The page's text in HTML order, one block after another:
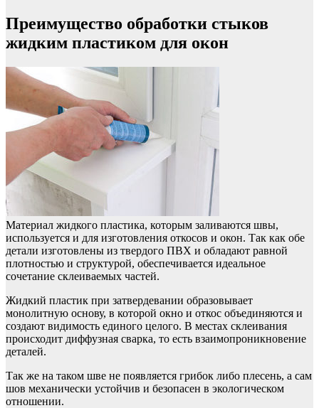
Преимущество обработки стыков
жидким пластиком для окон
Материал жидкого пластика, которым заливаются швы,
используется и для изготовления откосов и окон. Так как обе
детали изготовлены из твердого ПВХ и обладают равной
плотностью и структурой, обеспечивается идеальное
сочетание склеиваемых частей.
Жидкий пластик при затвердевании образовывает
монолитную основу, в которой окно и откос объединяются и
создают видимость единого целого. В местах склеивания
происходит диффузная сварка, то есть взаимопроникновение
деталей.
Так же на таком шве не появляется грибок либо плесень, а сам
шов механически устойчив и безопасен в экологическом
отношении.